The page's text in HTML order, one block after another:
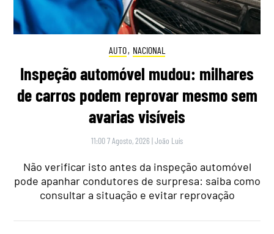
AUTO, NACIONAL
Inspeção automóvel mudou: milhares
de carros podem reprovar mesmo sem
avarias visíveis
11:00 7 Agosto, 2026 |João Luís
Não verificar isto antes da inspeção automóvel
pode apanhar condutores de surpresa: saiba como
consultar a situação e evitar reprovação